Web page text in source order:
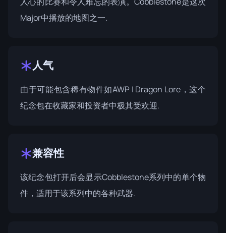
Major中播放的地图之一.
人气
由于可能包含稀有物件如AWP | Dragon Lore，这个
纪念包在收藏家和投资者中极其受欢迎.
兼容性
该纪念包打开后会显示Cobblestone系列中的单个物
件，适用于该系列中的各种武器.